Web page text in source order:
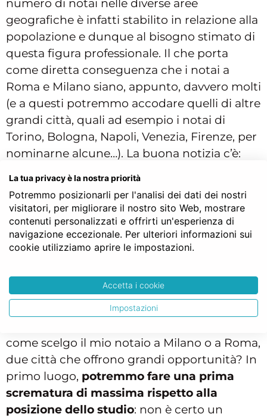
numero di notai nelle diverse aree
geografiche è infatti stabilito in relazione alla
popolazione e dunque al bisogno stimato di
questa figura professionale. Il che porta
come diretta conseguenza che i notai a
Roma e Milano siano, appunto, davvero molti
(e a questi potremmo accodare quelli di altre
grandi città, quali ad esempio i notai di
Torino, Bologna, Napoli, Venezia, Firenze, per
nominarne alcune…). La buona notizia c’è:
Milano, Roma o in qualsiasi altra parte d’Italia
in realtà i parametri di scelta sono gli stessi
per tutti. Con, magari, qualche
accorgimento in più per compiere una
prima scrematura.
Come scelgo il mio notaio a Roma o
Milano?
come scelgo il mio notaio a Milano o a Roma,
due città che offrono grandi opportunità? In
primo luogo, potremmo fare una prima
scrematura di massima rispetto alla
posizione dello studio: non è certo un
La tua privacy è la nostra priorità
Potremmo posizionarli per l'analisi dei dati dei nostri
visitatori, per migliorare il nostro sito Web, mostrare
contenuti personalizzati e offrirti un'esperienza di
navigazione eccezionale. Per ulteriori informazioni sui
cookie utilizziamo aprire le impostazioni.
Accetta i cookie
Impostazioni